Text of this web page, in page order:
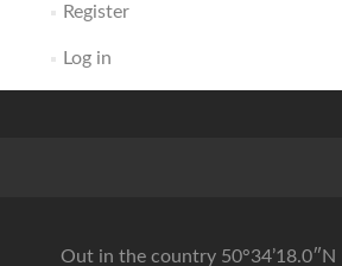
Register
Log in
Out in the country 50°34’18.0″N